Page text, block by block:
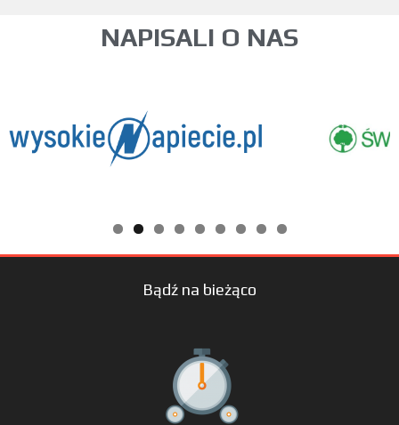
NAPISALI O NAS
Bądź na bieżąco